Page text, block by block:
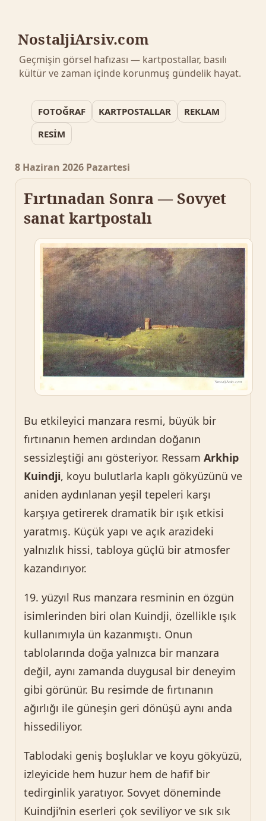
NostaljiArsiv.com
Geçmişin görsel hafızası — kartpostallar, basılı
kültür ve zaman içinde korunmuş gündelik hayat.
FOTOĞRAF KARTPOSTALLAR
REKLAM
RESİM
8 Haziran 2026 Pazartesi
Fırtınadan Sonra — Sovyet
sanat kartpostalı
Bu etkileyici manzara resmi, büyük bir
fırtınanın hemen ardından doğanın
sessizleştiği anı gösteriyor. Ressam Arkhip
Kuindji, koyu bulutlarla kaplı gökyüzünü ve
aniden aydınlanan yeşil tepeleri karşı
karşıya getirerek dramatik bir ışık etkisi
yaratmış. Küçük yapı ve açık arazideki
yalnızlık hissi, tabloya güçlü bir atmosfer
kazandırıyor.
19. yüzyıl Rus manzara resminin en özgün
isimlerinden biri olan Kuindji, özellikle ışık
kullanımıyla ün kazanmıştı. Onun
tablolarında doğa yalnızca bir manzara
değil, aynı zamanda duygusal bir deneyim
gibi görünür. Bu resimde de fırtınanın
ağırlığı ile güneşin geri dönüşü aynı anda
hissediliyor.
Tablodaki geniş boşluklar ve koyu gökyüzü,
izleyicide hem huzur hem de hafif bir
tedirginlik yaratıyor. Sovyet döneminde
Kuindji’nin eserleri çok seviliyor ve sık sık